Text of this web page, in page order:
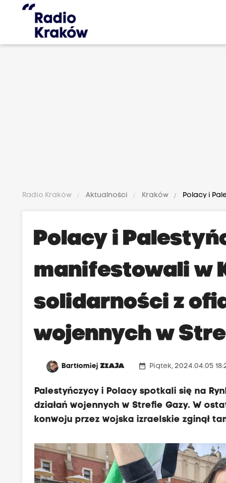
Radio Kraków Aktualności Kraków Polacy i
Polacy i
manifestowali w
solidarności z
wojennych w
BartłomiejZIAJA date_range Piątek, 2024.04.05
Palestyńczycy i Polacy spotkali się na
działań wojennych w Strefie Gazy. W
konwoju przez wojska izraelskie zginął